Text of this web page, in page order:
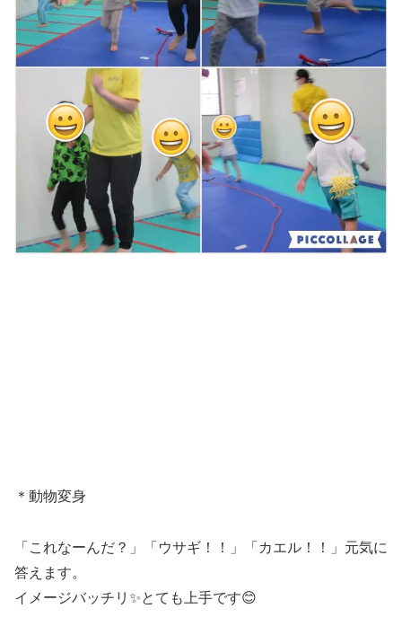
＊動物変身
「これなーんだ？」「ウサギ！！」「カエル！！」元気に
答えます。
イメージバッチリ✨とても上手です😊